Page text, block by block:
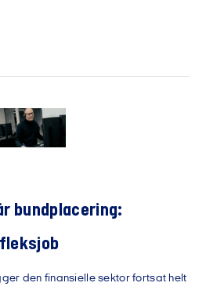
bundplacering:
den finansielle sektor fortsat helt